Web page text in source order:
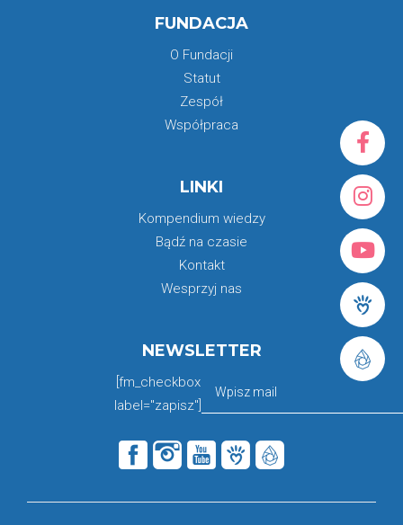
FUNDACJA
O Fundacji
Statut
Zespół
Współpraca
LINKI
Kompendium wiedzy
Bądź na czasie
Kontakt
Wesprzyj nas
NEWSLETTER
[fm_checkbox
label="zapisz"]